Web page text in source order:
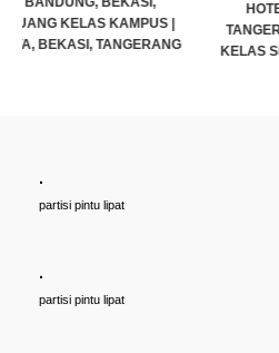
HOTEL, Ruang Meeting Dll,
TANGERANG UNTUK HOTEL |
KELAS SEKOLAH Di BANDUNG,
.
partisi pintu lipat
.
partisi pintu lipat